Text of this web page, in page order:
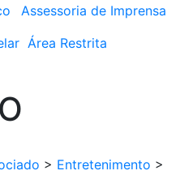
Assessoria de Imprensa
Área Restrita
> Entretenimento >